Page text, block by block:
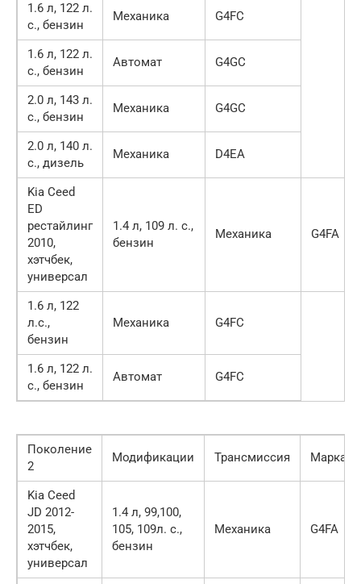
1.6 л, 122 л.
с., бензин
Механика G4FC
1.6 л, 122 л.
с., бензин
Автомат G4GC
2.0 л, 143 л.
с., бензин
Механика G4GC
2.0 л, 140 л.
с., дизель
Механика D4EA
Kia Ceed
ED
рестайлинг
2010,
хэтчбек,
универсал
1.4 л, 109 л. с.,
бензин
Механика G4FA
1.6 л, 122
л.с.,
бензин
Механика G4FC
1.6 л, 122 л.
с., бензин
Автомат G4FC
Поколение
2
Модификации Трансмиссия Марка
Kia Ceed
JD 2012-
2015,
хэтчбек,
универсал
1.4 л, 99,100,
105, 109л. с.,
бензин
Механика G4FA